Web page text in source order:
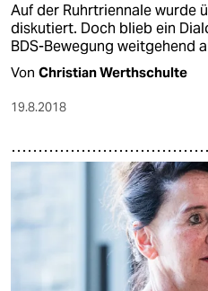
Auf der Ruhrtriennale wurde
diskutiert. Doch blieb ein
BDS-Bewegung weitgehend
Von Christian Werthschulte
19.8.2018